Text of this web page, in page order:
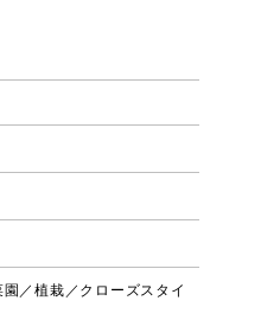
／植栽／クローズスタイ